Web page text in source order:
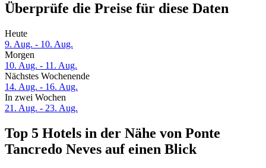
Überprüfe die Preise für diese Daten
Heute
9. Aug. - 10. Aug.
Morgen
10. Aug. - 11. Aug.
Nächstes Wochenende
14. Aug. - 16. Aug.
In zwei Wochen
21. Aug. - 23. Aug.
Top 5 Hotels in der Nähe von Ponte
Tancredo Neves auf einen Blick